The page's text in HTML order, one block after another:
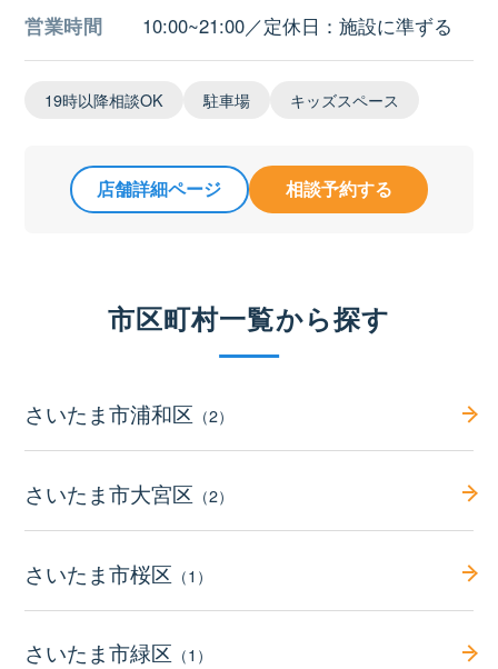
営業時間 10:00~21:00／定休日：施設に準ずる
19時以降相談OK 駐車場 キッズスペース
店舗詳細ページ 相談予約する
市区町村一覧から探す
さいたま市浦和区 （2）
さいたま市大宮区 （2）
さいたま市桜区 （1）
さいたま市緑区 （1）